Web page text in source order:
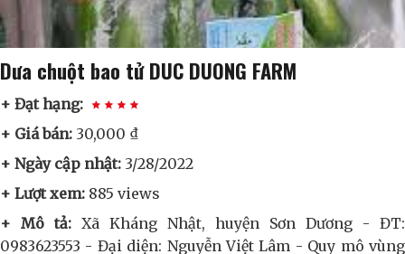
Dưa chuột bao tử DUC DUONG FARM
+ Đạt hạng:
+ Giá bán: 30,000 ₫
+ Ngày cập nhật: 3/28/2022
+ Lượt xem: 885 views
+ Mô tả: Xã Kháng Nhật, huyện Sơn Dương - ĐT:
0983623553 - Đại diện: Nguyễn Việt Lâm - Quy mô vùng